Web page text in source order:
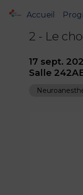
Accueil
2 - Le
17 sept.
Salle